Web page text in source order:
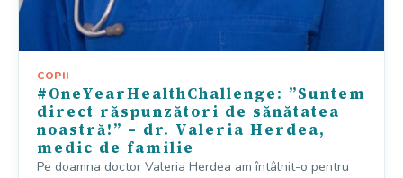
COPII
#OneYearHealthChallenge: ”Suntem
direct răspunzători de sănătatea
noastră!” – dr. Valeria Herdea,
medic de familie
Pe doamna doctor Valeria Herdea am întâlnit-o pentru